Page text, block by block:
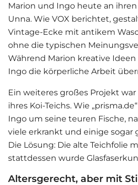
Marion und Ingo heute an
Unna. Wie VOX berichtet,
Vintage-Ecke mit antikem
ohne die typischen
Während Marion kreative
Ingo die körperliche Arbeit
Ein weiteres großes Projekt
ihres Koi-Teichs. Wie
Ingo um seine teuren Fische,
viele erkrankt und einige sogar
Die Lösung: Die alte Teichfolie
stattdessen wurde
Altersgerecht, aber mit